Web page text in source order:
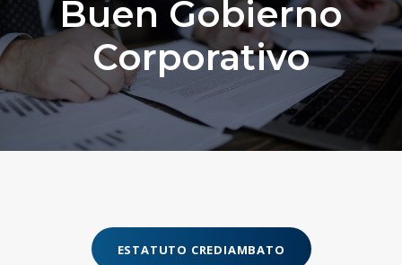
Buen Gobierno
Corporativo
ESTATUTO CREDIAMBATO